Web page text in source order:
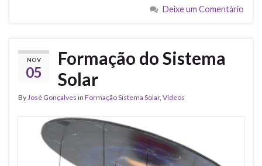
Deixe um Comentário
NOV
05
Formação do Sistema
Solar
By José Gonçalves in Formação Sistema Solar, Vídeos